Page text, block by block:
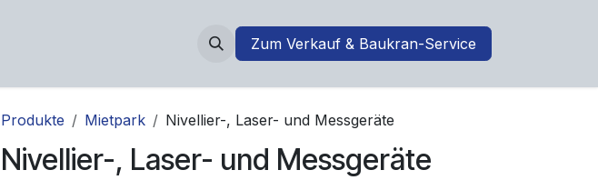
Zum Verkauf & Baukran-Service
Produkte Mietpark Nivellier-, Laser- und Messgeräte
Nivellier-, Laser- und Messgeräte